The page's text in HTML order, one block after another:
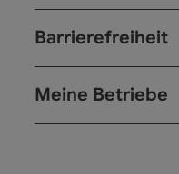
Barrierefreiheit
Meine Betriebe